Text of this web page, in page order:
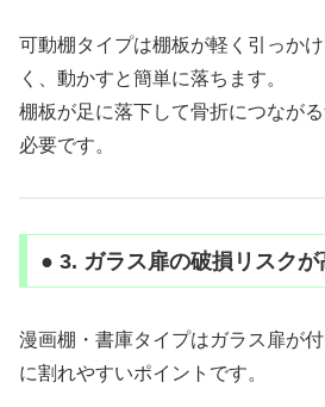
可動棚タイプは棚板が軽く引っか
く、動かすと簡単に落ちます。
棚板が足に落下して骨折につなが
必要です。
● 3. ガラス扉の破損リスクが
漫画棚・書庫タイプはガラス扉が
に割れやすいポイントです。